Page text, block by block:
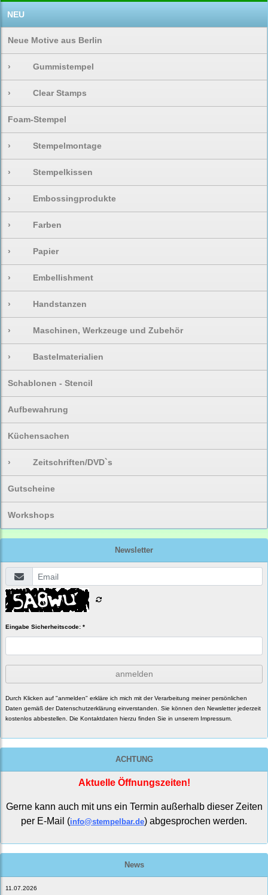
NEU
Neue Motive aus Berlin
› Gummistempel
› Clear Stamps
Foam-Stempel
› Stempelmontage
› Stempelkissen
› Embossingprodukte
› Farben
› Papier
› Embellishment
› Handstanzen
› Maschinen, Werkzeuge und Zubehör
› Bastelmaterialien
Schablonen - Stencil
Aufbewahrung
Küchensachen
› Zeitschriften/DVD`s
Gutscheine
Workshops
Newsletter
Eingabe Sicherheitscode: *
anmelden
Durch Klicken auf "anmelden" erkläre ich mich mit der Verarbeitung meiner persönlichen
Daten gemäß der Datenschutzerklärung einverstanden. Sie können den Newsletter jederzeit
kostenlos abbestellen. Die Kontaktdaten hierzu finden Sie in unserem Impressum.
ACHTUNG
Aktuelle Öffnungszeiten!
Gerne kann auch mit uns ein Termin außerhalb dieser Zeiten
per E-Mail (info@stempelbar.de) abgesprochen werden.
News
11.07.2026